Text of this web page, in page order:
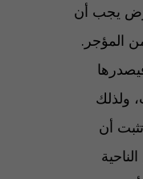
يجب أن
المؤجر.
ولذلك
أن